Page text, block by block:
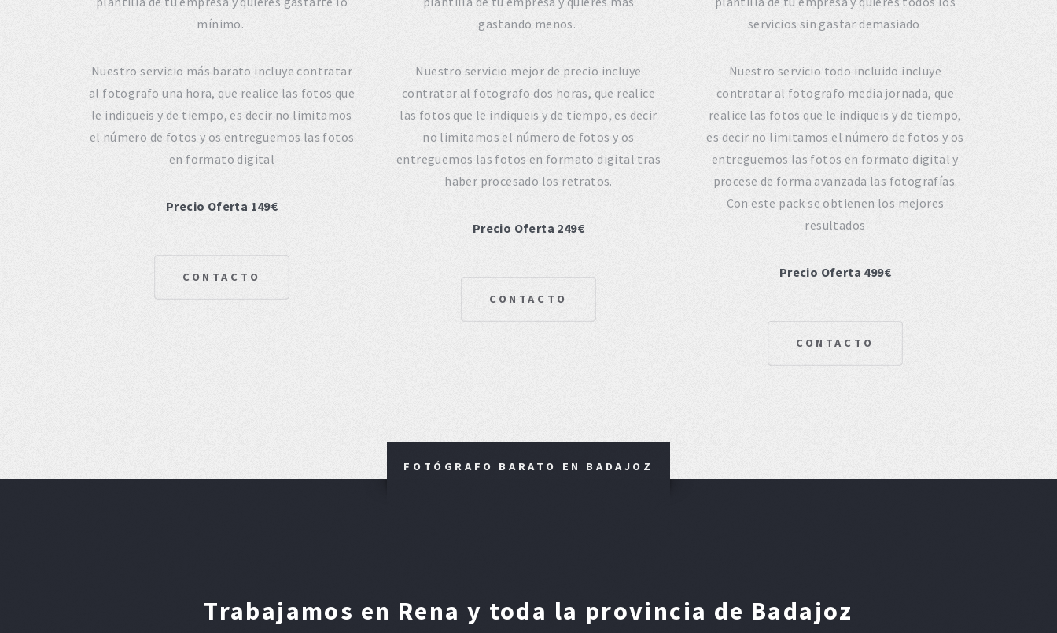
mínimo.
Nuestro servicio más barato incluye contratar
al fotografo una hora, que realice las fotos que
le indiqueis y de tiempo, es decir no limitamos
el número de fotos y os entreguemos las fotos
en formato digital
Precio Oferta 149€
CONTACTO
gastando menos.
Nuestro servicio mejor de precio incluye
contratar al fotografo dos horas, que realice
las fotos que le indiqueis y de tiempo, es decir
no limitamos el número de fotos y os
entreguemos las fotos en formato digital tras
haber procesado los retratos.
Precio Oferta 249€
CONTACTO
servicios sin gastar demasiado
Nuestro servicio todo incluido incluye
contratar al fotografo media jornada, que
realice las fotos que le indiqueis y de tiempo,
es decir no limitamos el número de fotos y os
entreguemos las fotos en formato digital y
procese de forma avanzada las fotografías.
Con este pack se obtienen los mejores
resultados
Precio Oferta 499€
CONTACTO
FOTÓGRAFO BARATO EN BADAJOZ
Trabajamos en Rena y toda la provincia de Badajoz